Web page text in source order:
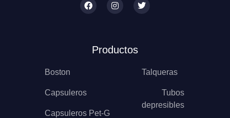
Productos
Boston
Capsuleros
Capsuleros Pet-G
Talqueras
Tubos
depresibles